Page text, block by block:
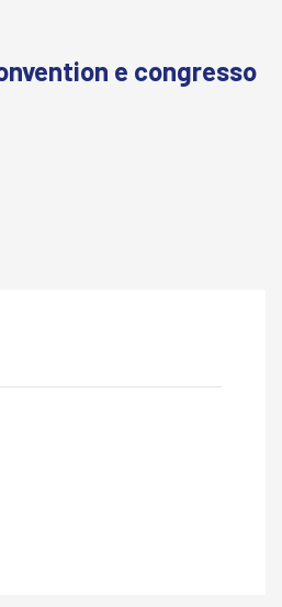
e congresso